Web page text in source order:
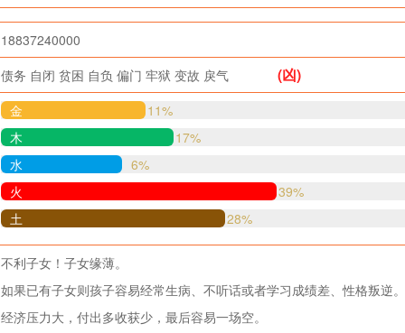
18837240000
债务 自闭 贫困 自负 偏门 牢狱 变故 戾气 (凶)
金
11%
木
17%
水
6%
火
39%
土
28%
不利子女！子女缘薄。
如果已有子女则孩子容易经常生病、不听话或者学习成绩差、性格叛逆。
经济压力大，付出多收获少，最后容易一场空。